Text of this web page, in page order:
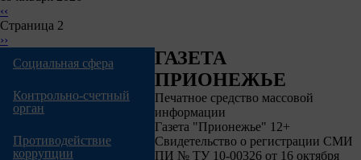
Нумерация
страниц
Предыдущая
страница
‹‹
Страница 2
Следующая
››
Социальная сфера
Контрольно-счетный
орган
Противодействие
коррупции
ГАЗЕТА
ПРИОНЕЖЬЕ
Печатное средство массовой
информации
Газета "Прионежье" 12+
Свидетельство о регистрации СМИ
ПИ № ТУ 10-00326 от 16 октября